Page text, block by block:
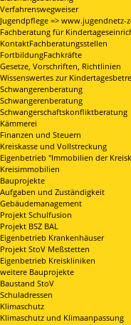
Verfahrenswegweiser
Jugendpflege => www.jugendnetz-
Fachberatung für
KontaktFachberatungsstellen
FortbildungFachkräfte
Gesetze, Vorschriften, Richtlinien
Wissenswertes zur
Schwangerenberatung
Schwangerenberatung
Schwangerschaftskonfliktberatung
Kämmerei
Finanzen und Steuern
Kreiskasse und Vollstreckung
Eigenbetrieb "Immobilien der
Kreisimmobilien
Bauprojekte
Aufgaben und Zuständigkeit
Gebäudemanagement
Projekt Schulfusion
Projekt BSZ BAL
Eigenbetrieb Krankenhäuser
Projekt StoV Meßstetten
Eigenbetrieb Kreiskliniken
weitere Bauprojekte
Baustand StoV
Schuladressen
Klimaschutz
Klimaschutz und Klimaanpassung